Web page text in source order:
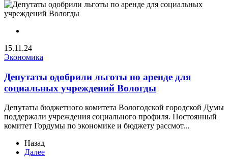
15.11.24
Экономика
Депутаты одобрили льготы по аренде для
социальных учреждений Вологды
Депутаты бюджетного комитета Вологодской городской Думы
поддержали учреждения социального профиля. Постоянный
комитет Гордумы по экономике и бюджету рассмот...
Назад
Далее